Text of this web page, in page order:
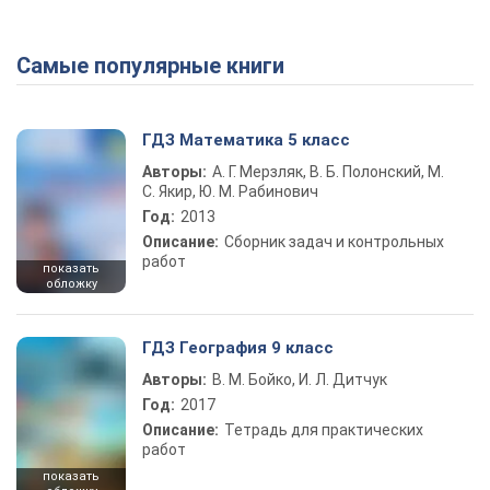
Самые популярные книги
показать
обложку
ГДЗ Математика 5 класс
Авторы: А. Г. Мерзляк, В. Б. Полонский, М.
С. Якир, Ю. М. Рабинович
Год: 2013
Описание: Сборник задач и контрольных
работ
показать
ГДЗ География 9 класс
Авторы: В. М. Бойко, И. Л. Дитчук
Год: 2017
Описание: Тетрадь для практических
работ